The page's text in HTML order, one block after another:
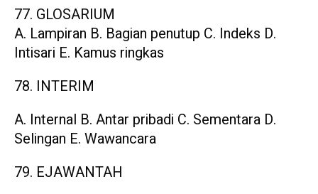
77. GLOSARIUM
A. Lampiran B. Bagian penutup C. Indeks D.
Intisari E. Kamus ringkas
78. INTERIM
A. Internal B. Antar pribadi C. Sementara D.
Selingan E. Wawancara
79. EJAWANTAH